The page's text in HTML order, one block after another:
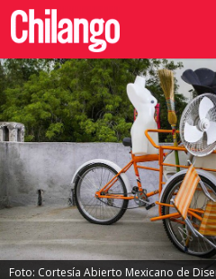
Foto: Cortesía Abierto Mexicano de